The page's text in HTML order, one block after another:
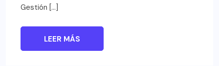
Gestión […]
LEER MÁS